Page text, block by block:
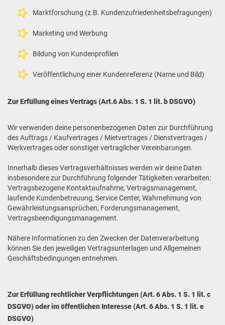
Marktforschung (z.B. Kundenzufriedenheitsbefragungen)
Marketing und Werbung
Bildung von Kundenprofilen
Veröffentlichung einer Kundenreferenz (Name und Bild)
Zur Erfüllung eines Vertrags (Art.6 Abs. 1 S. 1 lit. b DSGVO)
Wir verwenden deine personenbezogenen Daten zur Durchführung
des Auftrags / Kaufvertrages / Mietvertrages / Dienstvertrages /
Werkvertrages oder sonstiger vertraglicher Vereinbarungen.
Innerhalb dieses Vertragsverhältnisses werden wir deine Daten
insbesondere zur Durchführung folgender Tätigkeiten verarbeiten:
Vertragsbezogene Kontaktaufnahme, Vertragsmanagement,
laufende Kundenbetreuung, Service Center, Wahrnehmung von
Gewährleistungsansprüchen, Forderungsmanagement,
Vertragsbeendigungsmanagement.
Nähere Informationen zu den Zwecken der Datenverarbeitung
können Sie den jeweiligen Vertragsunterlagen und Allgemeinen
Geschäftsbedingungen entnehmen.
Zur Erfüllung rechtlicher Verpflichtungen (Art. 6 Abs. 1 S. 1 lit. c
DSGVO) oder im öffentlichen Interesse (Art. 6 Abs. 1 S. 1 lit. e
DSGVO)